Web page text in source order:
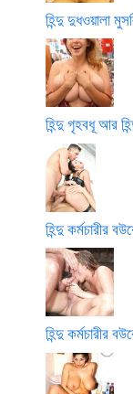
হিন্দু দুধওয়ালা
হিন্দু গৃহবধূ আর
হিন্দু কর্মচারীর
হিন্দু কর্মচারীর